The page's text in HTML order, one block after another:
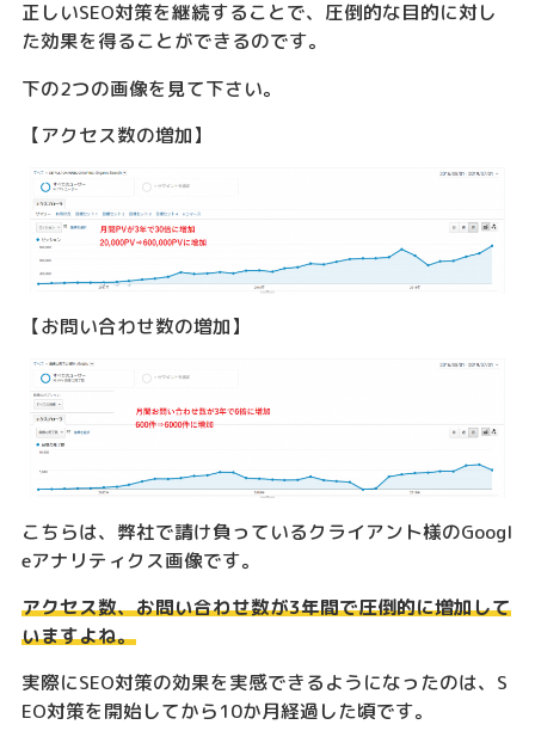
正しいSEO対策を継続することで、圧倒的な目的に対し
た効果を得ることができるのです。
下の2つの画像を見て下さい。
【アクセス数の増加】
【お問い合わせ数の増加】
こちらは、弊社で請け負っているクライアント様のGoogl
eアナリティクス画像です。
アクセス数、お問い合わせ数が3年間で圧倒的に増加して
いますよね。
実際にSEO対策の効果を実感できるようになったのは、S
EO対策を開始してから10か月経過した頃です。